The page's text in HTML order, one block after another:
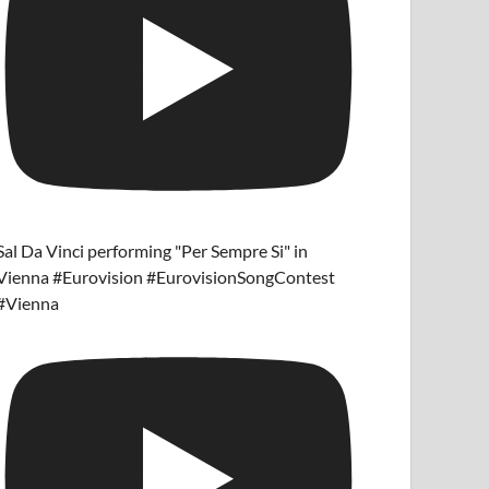
Da Vinci performing "Per Sempre Si" in
#Eurovision #EurovisionSongContest